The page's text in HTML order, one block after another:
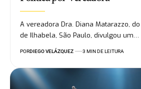
A vereadora Dra. Diana Matarazzo, do
de Ilhabela, São Paulo, divulgou um…
PORDIEGO VELÁZQUEZ 3 MIN DE LEITURA